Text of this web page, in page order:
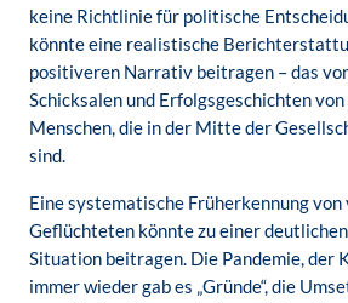
keine Richtlinie für politische
könnte eine realistische
positiveren Narrativ beitragen – das
Schicksalen und Erfolgsgeschichten
Menschen, die in der Mitte der
sind.
Eine systematische Früherkennung
Geflüchteten könnte zu einer
Situation beitragen. Die Pandemie, der
immer wieder gab es „Gründe“, die